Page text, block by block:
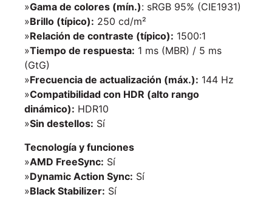
»Gama de colores (mín.): sRGB 95% (CIE1931)
»Brillo (típico): 250 cd/m²
»Relación de contraste (típico): 1500:1
»Tiempo de respuesta: 1 ms (MBR) / 5 ms
(GtG)
»Frecuencia de actualización (máx.): 144 Hz
»Compatibilidad con HDR (alto rango
dinámico): HDR10
»Sin destellos: Sí
Tecnología y funciones
»AMD FreeSync: Sí
»Dynamic Action Sync: Sí
»Black Stabilizer: Sí